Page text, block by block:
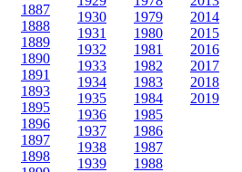
1887
1888
1889
1890
1891
1893
1895
1896
1897
1898
1930
1931
1932
1933
1934
1935
1936
1937
1938
1939
1979
1980
1981
1982
1983
1984
1985
1986
1987
1988
2014
2015
2016
2017
2018
2019